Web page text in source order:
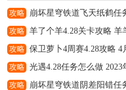
攻略
攻略
攻略
攻略
攻略